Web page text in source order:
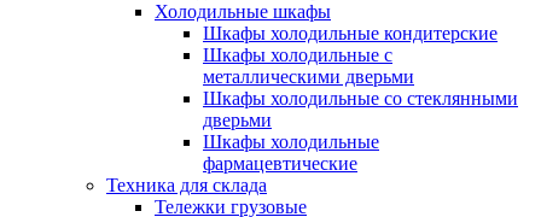
Холодильные шкафы
Шкафы холодильные кондитерские
Шкафы холодильные с
металлическими дверьми
Шкафы холодильные со стеклянными
дверьми
Шкафы холодильные
фармацевтические
Техника для склада
Тележки грузовые